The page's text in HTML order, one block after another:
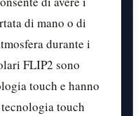
di mano o di
durante i
FLIP2 sono
touch e hanno
touch